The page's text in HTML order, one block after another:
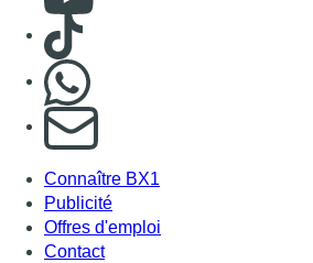
Consulter TikTok
S'abonner à notre newsletter
Connaître BX1
Publicité
Offres d'emploi
Contact